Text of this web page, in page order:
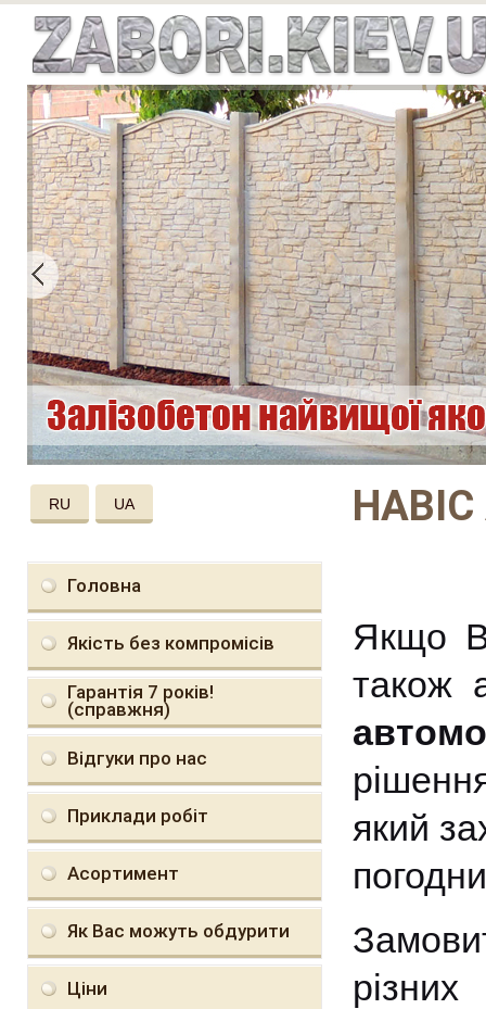
RU UA
Головна
Якість без компромісів
Гарантія 7 років!
(справжня)
Відгуки про нас
Приклади робіт
Асортимент
Як Вас можуть обдурити
Ціни
Якщо
також
який